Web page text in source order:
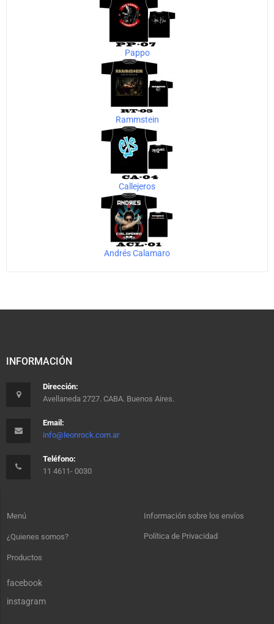
Pappo
Rammstein
Callejeros
Andrés Calamaro
INFORMACIÓN
Dirección:
Avellaneda 2727. CABA. Buenos Aires.
Email:
info@leonrock.com.ar
Teléfono:
11 4611- 0030
Menú
¿Quienes somos?
Productos
Información sobre los envíos
Política de Privacidad
facebook
instagram